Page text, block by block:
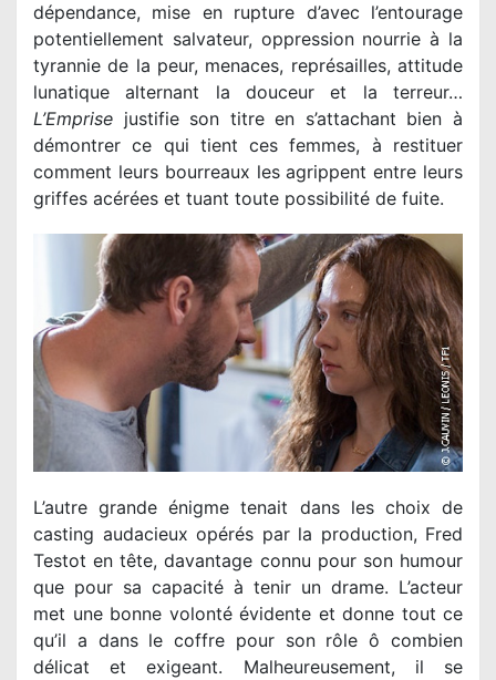
dépendance, mise en rupture d’avec l’entourage
potentiellement salvateur, oppression nourrie à la
tyrannie de la peur, menaces, représailles, attitude
lunatique alternant la douceur et la terreur…
L’Emprise justifie son titre en s’attachant bien à
démontrer ce qui tient ces femmes, à restituer
comment leurs bourreaux les agrippent entre leurs
griffes acérées et tuant toute possibilité de fuite.
L’autre grande énigme tenait dans les choix de
casting audacieux opérés par la production, Fred
Testot en tête, davantage connu pour son humour
que pour sa capacité à tenir un drame. L’acteur
met une bonne volonté évidente et donne tout ce
qu’il a dans le coffre pour son rôle ô combien
délicat et exigeant. Malheureusement, il se